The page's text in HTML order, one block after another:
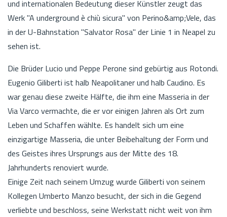
und internationalen Bedeutung dieser Künstler zeugt das
Werk "A underground è chiù sicura" von Perino&amp;Vele, das
in der U-Bahnstation "Salvator Rosa" der Linie 1 in Neapel zu
sehen ist.
Die Brüder Lucio und Peppe Perone sind gebürtig aus Rotondi.
Eugenio Giliberti ist halb Neapolitaner und halb Caudino. Es
war genau diese zweite Hälfte, die ihm eine Masseria in der
Via Varco vermachte, die er vor einigen Jahren als Ort zum
Leben und Schaffen wählte. Es handelt sich um eine
einzigartige Masseria, die unter Beibehaltung der Form und
des Geistes ihres Ursprungs aus der Mitte des 18.
Jahrhunderts renoviert wurde.
Einige Zeit nach seinem Umzug wurde Giliberti von seinem
Kollegen Umberto Manzo besucht, der sich in die Gegend
verliebte und beschloss, seine Werkstatt nicht weit von ihm